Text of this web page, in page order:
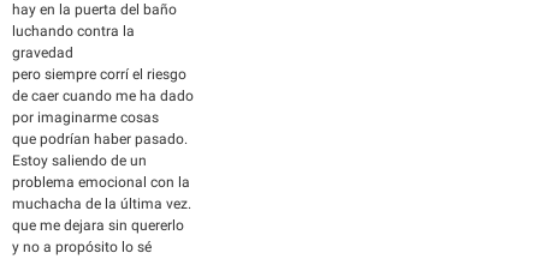
hay en la puerta del baño
luchando contra la
gravedad
pero siempre corrí el riesgo
de caer cuando me ha dado
por imaginarme cosas
que podrían haber pasado.
Estoy saliendo de un
problema emocional con la
muchacha de la última vez.
que me dejara sin quererlo
y no a propósito lo sé